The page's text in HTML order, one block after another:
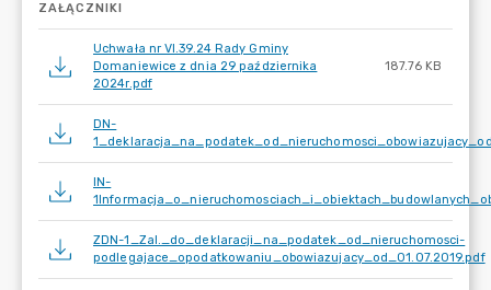
ZAŁĄCZNIKI
Uchwała nr VI.39.24 Rady Gminy
Domaniewice z dnia 29 października
2024r.pdf
187.76 KB
DN-
IN-
ZDN-1_Zal._do_deklaracji_na_podatek_od_nieruchomosci-
podlegajace_opodatkowaniu_obowiazujacy_od_01.07.2019.pdf